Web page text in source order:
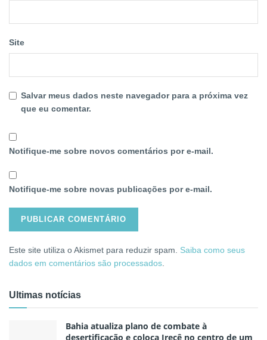
Site
Salvar meus dados neste navegador para a próxima vez
que eu comentar.
Notifique-me sobre novos comentários por e-mail.
Notifique-me sobre novas publicações por e-mail.
Este site utiliza o Akismet para reduzir spam. Saiba como seus
dados em comentários são processados.
Ultimas notícias
Bahia atualiza plano de combate à
desertificação e coloca Irecê no centro de um